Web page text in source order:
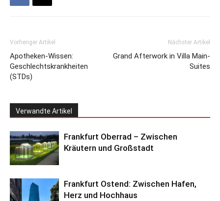
Vorheriger Artikel
Apotheken-Wissen:
Geschlechtskrankheiten
(STDs)
Nächster Artikel
Grand Afterwork in Villa Main-
Suites
Verwandte Artikel
Frankfurt Oberrad – Zwischen
Kräutern und Großstadt
Frankfurt Ostend: Zwischen Hafen,
Herz und Hochhaus